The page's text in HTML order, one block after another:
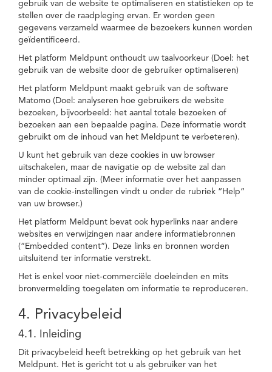
gebruik van de website te optimaliseren en statistieken op te
stellen over de raadpleging ervan. Er worden geen
gegevens verzameld waarmee de bezoekers kunnen worden
geïdentificeerd.
Het platform Meldpunt onthoudt uw taalvoorkeur (Doel: het
gebruik van de website door de gebruiker optimaliseren)
Het platform Meldpunt maakt gebruik van de software
Matomo (Doel: analyseren hoe gebruikers de website
bezoeken, bijvoorbeeld: het aantal totale bezoeken of
bezoeken aan een bepaalde pagina. Deze informatie wordt
gebruikt om de inhoud van het Meldpunt te verbeteren).
U kunt het gebruik van deze cookies in uw browser
uitschakelen, maar de navigatie op de website zal dan
minder optimaal zijn. (Meer informatie over het aanpassen
van de cookie-instellingen vindt u onder de rubriek “Help”
van uw browser.)
Het platform Meldpunt bevat ook hyperlinks naar andere
websites en verwijzingen naar andere informatiebronnen
(“Embedded content”). Deze links en bronnen worden
uitsluitend ter informatie verstrekt.
Het is enkel voor niet-commerciële doeleinden en mits
bronvermelding toegelaten om informatie te reproduceren.
4. Privacybeleid
4.1. Inleiding
Dit privacybeleid heeft betrekking op het gebruik van het
Meldpunt. Het is gericht tot u als gebruiker van het